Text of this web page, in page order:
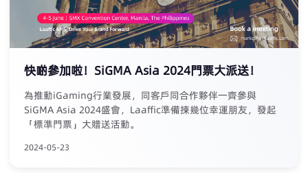
快啲參加啦！SiGMA Asia 2024門票大派送！
為推動iGaming行業發展，同客戶同合作夥伴一齊參與
SiGMA Asia 2024盛會，Laaffic準備揀幾位幸運朋友，發起
「標準門票」大贈送活動。
2024-05-23